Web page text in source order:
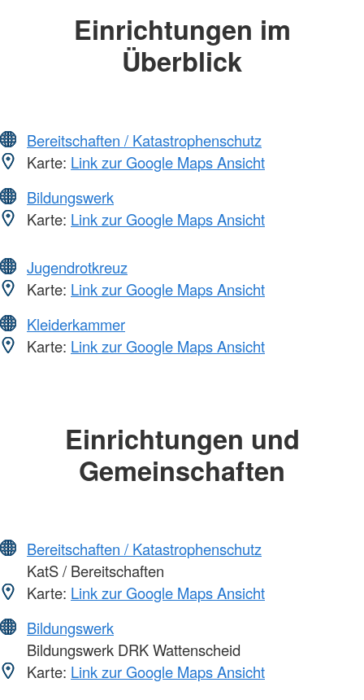
Einrichtungen im
Überblick
Bereitschaften / Katastrophenschutz
Karte: Link zur Google Maps Ansicht
Bildungswerk
Karte: Link zur Google Maps Ansicht
Jugendrotkreuz
Karte: Link zur Google Maps Ansicht
Kleiderkammer
Karte: Link zur Google Maps Ansicht
Einrichtungen und
Gemeinschaften
Bereitschaften / Katastrophenschutz
KatS / Bereitschaften
Karte: Link zur Google Maps Ansicht
Bildungswerk
Bildungswerk DRK Wattenscheid
Karte: Link zur Google Maps Ansicht